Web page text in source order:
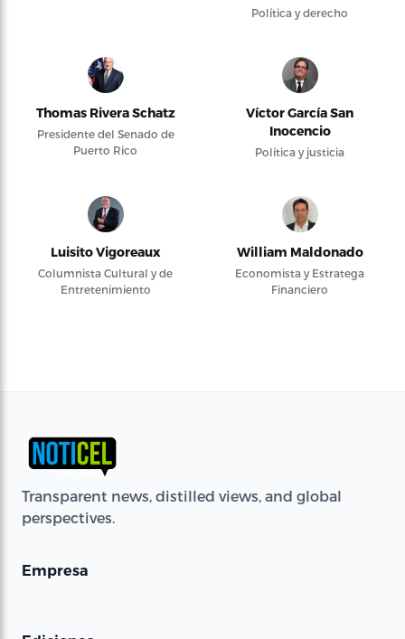
Política y derecho
Thomas Rivera Schatz
Presidente del Senado de
Puerto Rico
Víctor García San
Inocencio
Política y justicia
Luisito Vigoreaux
Columnista Cultural y de
Entretenimiento
William Maldonado
Economista y Estratega
Financiero
Transparent news, distilled views, and global
perspectives.
Empresa